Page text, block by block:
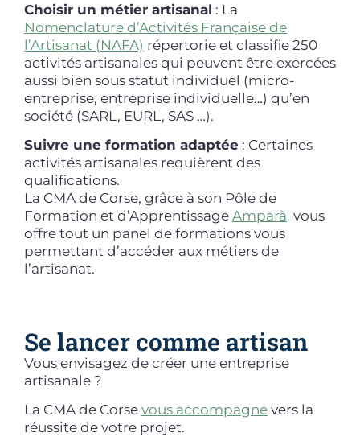
Choisir un métier artisanal : La
Nomenclature d’Activités Française de
l’Artisanat (NAFA) répertorie et classifie 250
activités artisanales qui peuvent être exercées
aussi bien sous statut individuel (micro-
entreprise, entreprise individuelle…) qu’en
société (SARL, EURL, SAS …).
Suivre une formation adaptée : Certaines
activités artisanales requièrent des
qualifications.
La CMA de Corse, grâce à son Pôle de
Formation et d’Apprentissage Amparà, vous
offre tout un panel de formations vous
permettant d’accéder aux métiers de
l’artisanat.
Se lancer comme artisan
Vous envisagez de créer une entreprise
artisanale ?
La CMA de Corse vous accompagne vers la
réussite de votre projet.